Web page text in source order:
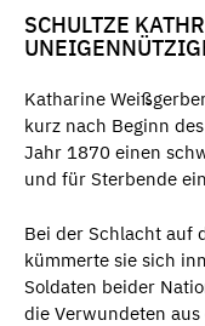
SCHULTZE
Katharine
kurz nach Beginn
Jahr 1870 einen
und für Sterbende
Bei der Schlacht auf
kümmerte sie sich
Soldaten beider
die Verwundeten